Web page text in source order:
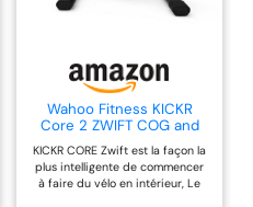
Wahoo Fitness KICKR
Core 2 ZWIFT COG and
Click - Pignon Orange 3e
génération
KICKR CORE Zwift est la façon la
plus intelligente de commencer
à faire du vélo en intérieur, Le